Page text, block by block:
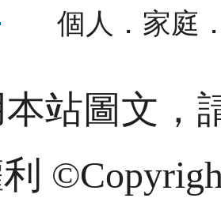
個人．家庭
站圖文，